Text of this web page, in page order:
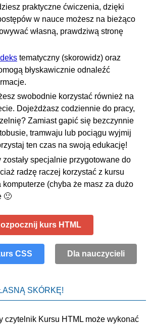
praktyczne ćwiczenia, dzięki
w nauce możesz na bieżąco
własną, prawdziwą stronę
tematyczny (skorowidz) oraz
błyskawicznie odnaleźć
swobodnie korzystać również na
Dojeżdżasz codziennie do pracy,
Zamiast gapić się bezczynnie
tramwaju lub pociągu wyjmij
ten czas na swoją edukację!
zostały specjalnie przygotowane do
radzę raczej korzystać z kursu
komputerze (chyba że masz za dużo
🙂
kurs HTML
CSS Dla nauczycieli
SKÓRKĘ!
czytelnik Kursu HTML może wykonać